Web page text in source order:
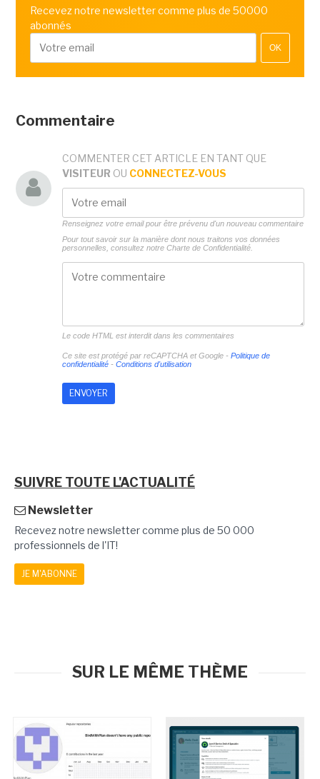
Recevez notre newsletter comme plus de 50000
abonnés
OK
Commentaire
COMMENTER CET ARTICLE EN TANT QUE
VISITEUR OU CONNECTEZ-VOUS
Renseignez votre email pour être prévenu d'un nouveau commentaire
Pour tout savoir sur la manière dont nous traitons vos données
personnelles, consultez notre Charte de Confidentialité.
Le code HTML est interdit dans les commentaires
Ce site est protégé par reCAPTCHA et Google - Politique de
confidentialité- Conditions d'utilisation
SUIVRE TOUTE L'ACTUALITÉ
Newsletter
Recevez notre newsletter comme plus de 50 000
professionnels de l'IT!
JE M'ABONNE
SUR LE MÊME THÈME